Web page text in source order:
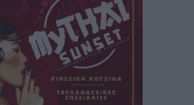
τα ενοίκια σε Αθήνα και
800 ευρώ στο Ρέθυμνο